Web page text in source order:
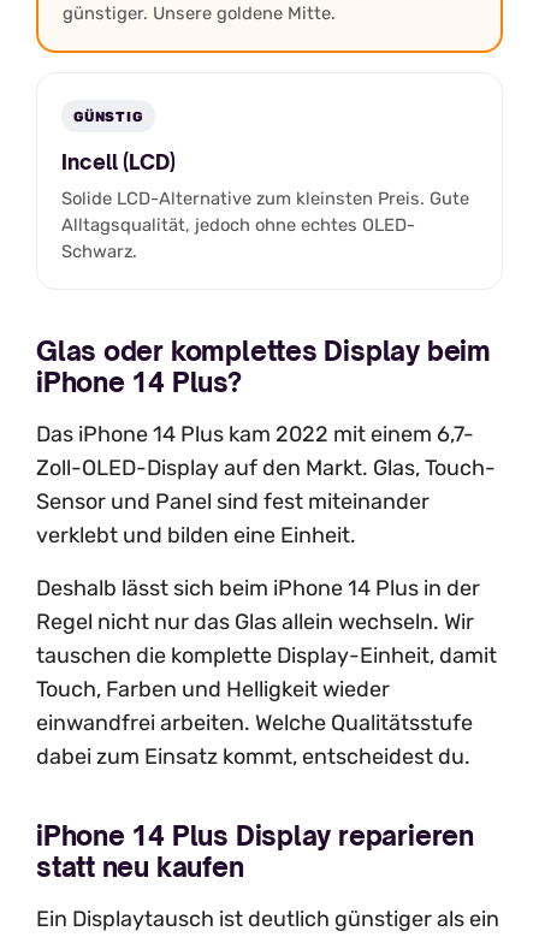
günstiger. Unsere goldene Mitte.
GÜNSTIG
Incell (LCD)
Solide LCD-Alternative zum kleinsten Preis. Gute
Alltagsqualität, jedoch ohne echtes OLED-
Schwarz.
Glas oder komplettes Display beim
iPhone 14 Plus?
Das iPhone 14 Plus kam 2022 mit einem 6,7-
Zoll-OLED-Display auf den Markt. Glas, Touch-
Sensor und Panel sind fest miteinander
verklebt und bilden eine Einheit.
Deshalb lässt sich beim iPhone 14 Plus in der
Regel nicht nur das Glas allein wechseln. Wir
tauschen die komplette Display-Einheit, damit
Touch, Farben und Helligkeit wieder
einwandfrei arbeiten. Welche Qualitätsstufe
dabei zum Einsatz kommt, entscheidest du.
iPhone 14 Plus Display reparieren
statt neu kaufen
Ein Displaytausch ist deutlich günstiger als ein